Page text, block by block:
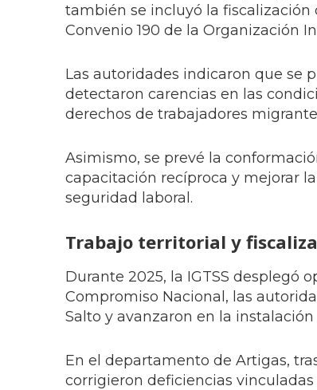
también se incluyó la fiscalización
Convenio 190 de la Organización
Las autoridades indicaron que se
detectaron carencias en las
derechos de trabajadores
Asimismo, se prevé la
capacitación recíproca y mejorar
seguridad laboral.
Trabajo territorial y
Durante 2025, la IGTSS desplegó
Compromiso Nacional, las
Salto y avanzaron en la
En el departamento de Artigas,
corrigieron deficiencias